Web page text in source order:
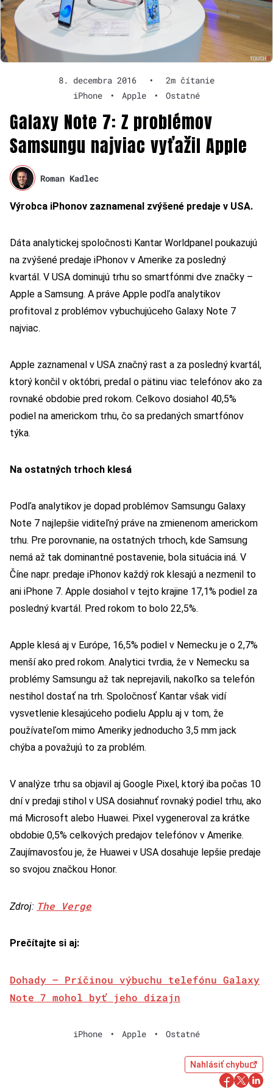
8. decembra 2016 •
2m čítanie
iPhone
• Apple • Ostatné
Galaxy Note 7: Z problémov
Samsungu najviac vyťažil Apple
Roman Kadlec
Výrobca iPhonov zaznamenal zvýšené predaje v USA.
Dáta analytickej spoločnosti Kantar Worldpanel poukazujú
na zvýšené predaje iPhonov v Amerike za posledný
kvartál. V USA dominujú trhu so smartfónmi dve značky –
Apple a Samsung. A práve Apple podľa analytikov
profitoval z problémov vybuchujúceho Galaxy Note 7
najviac.
Apple zaznamenal v USA značný rast a za posledný kvartál,
ktorý končil v októbri, predal o pätinu viac telefónov ako za
rovnaké obdobie pred rokom. Celkovo dosiahol 40,5%
podiel na americkom trhu, čo sa predaných smartfónov
týka.
Na ostatných trhoch klesá
Podľa analytikov je dopad problémov Samsungu Galaxy
Note 7 najlepšie viditeľný práve na zmienenom americkom
trhu. Pre porovnanie, na ostatných trhoch, kde Samsung
nemá až tak dominantné postavenie, bola situácia iná. V
Číne napr. predaje iPhonov každý rok klesajú a nezmenil to
ani iPhone 7. Apple dosiahol v tejto krajine 17,1% podiel za
posledný kvartál. Pred rokom to bolo 22,5%.
Apple klesá aj v Európe, 16,5% podiel v Nemecku je o 2,7%
menší ako pred rokom. Analytici tvrdia, že v Nemecku sa
problémy Samsungu až tak neprejavili, nakoľko sa telefón
nestihol dostať na trh. Spoločnosť Kantar však vidí
vysvetlenie klesajúceho podielu Applu aj v tom, že
používateľom mimo Ameriky jednoducho 3,5 mm jack
chýba a považujú to za problém.
V analýze trhu sa objavil aj Google Pixel, ktorý iba počas 10
dní v predaji stihol v USA dosiahnuť rovnaký podiel trhu, ako
má Microsoft alebo Huawei. Pixel vygeneroval za krátke
obdobie 0,5% celkových predajov telefónov v Amerike.
Zaujímavosťou je, že Huawei v USA dosahuje lepšie predaje
so svojou značkou Honor.
Zdroj: The Verge
Prečítajte si aj:
Dohady – Príčinou výbuchu telefónu Galaxy
Note 7 mohol byť jeho dizajn
iPhone • Apple • Ostatné
Nahlásiť chybu